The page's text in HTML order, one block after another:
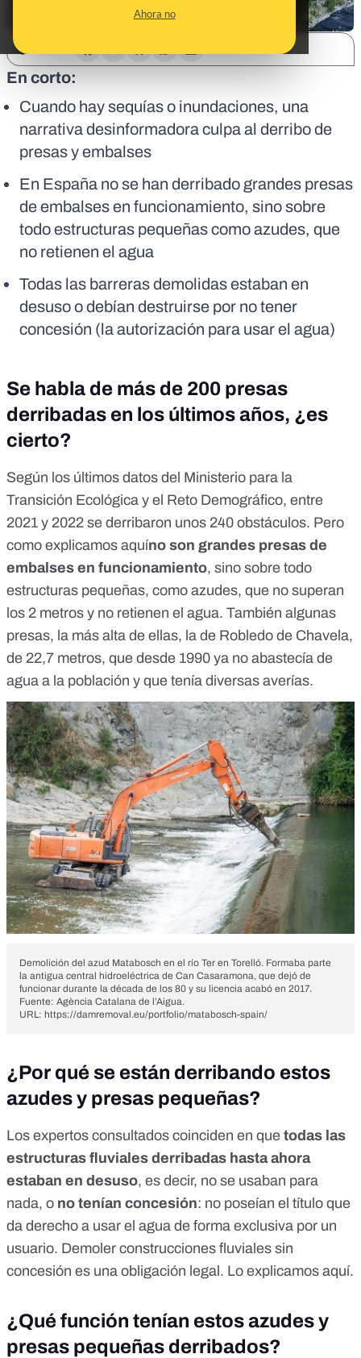
Ahora no
En corto:
Cuando hay sequías o inundaciones, una
narrativa desinformadora culpa al derribo de
presas y embalses
En España no se han derribado grandes presas
de embalses en funcionamiento, sino sobre
todo estructuras pequeñas como azudes, que
no retienen el agua
Todas las barreras demolidas estaban en
desuso o debían destruirse por no tener
concesión (la autorización para usar el agua)
Se habla de más de 200 presas
derribadas en los últimos años, ¿es
cierto?
Según los últimos datos del Ministerio para la
Transición Ecológica y el Reto Demográfico, entre
2021 y 2022 se derribaron unos 240 obstáculos. Pero
como explicamos aquíno son grandes presas de
embalses en funcionamiento, sino sobre todo
estructuras pequeñas, como azudes, que no superan
los 2 metros y no retienen el agua. También algunas
presas, la más alta de ellas, la de Robledo de Chavela,
de 22,7 metros, que desde 1990 ya no abastecía de
agua a la población y que tenía diversas averías.
Demolición del azud Matabosch en el río Ter en Torelló. Formaba parte
la antigua central hidroeléctrica de Can Casaramona, que dejó de
funcionar durante la década de los 80 y su licencia acabó en 2017.
Fuente: Agència Catalana de l’Aigua.
URL: https://damremoval.eu/portfolio/matabosch-spain/
¿Por qué se están derribando estos
azudes y presas pequeñas?
Los expertos consultados coinciden en que todas las
estructuras fluviales derribadas hasta ahora
estaban en desuso, es decir, no se usaban para
nada, o no tenían concesión: no poseían el título que
da derecho a usar el agua de forma exclusiva por un
usuario. Demoler construcciones fluviales sin
concesión es una obligación legal. Lo explicamos aquí.
¿Qué función tenían estos azudes y
presas pequeñas derribados?